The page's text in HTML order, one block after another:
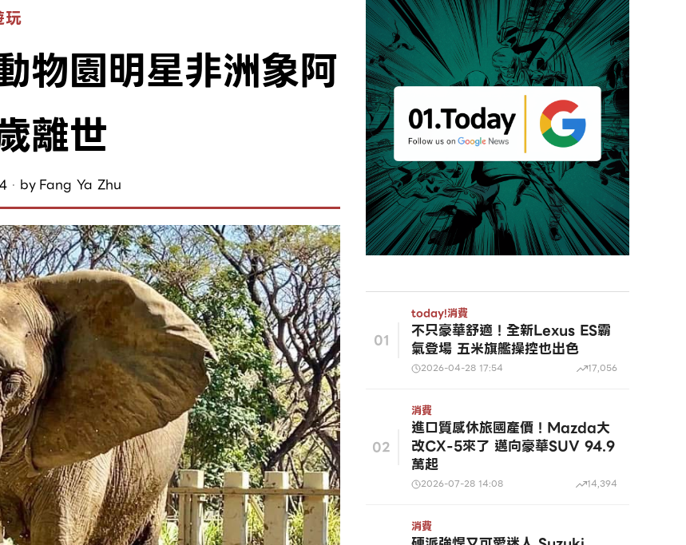
玩
物園明星非洲象阿
離世
by Fang Ya Zhu
01
today!消費
不只豪華舒適！全新Lexus ES霸
氣登場 五米旗艦操控也出色
2026-04-28 17:54 17,056
02
消費
進口質感休旅國產價！Mazda大
改CX-5來了 邁向豪華SUV 94.9
萬起
2026-07-28 14:08 14,394
消費